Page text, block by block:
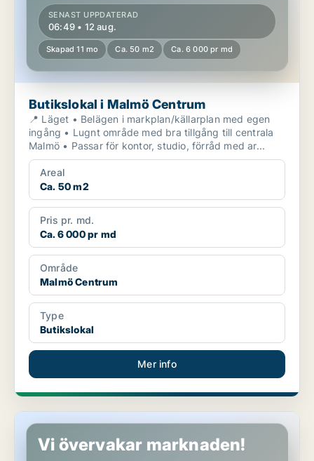
SENAST UPPDATERAD
06:49 • 12 aug.
Skapad 11 mo Ca. 50 m2 Ca. 6 000 pr md
Butikslokal i Malmö Centrum
📍 Läget • Belägen i markplan/källarplan med egen
ingång • Lugnt område med bra tillgång till centrala
Malmö • Passar för kontor, studio, förråd med ar...
Areal
Ca. 50 m2
Pris pr. md.
Ca. 6 000 pr md
Område
Malmö Centrum
Type
Butikslokal
Mer info
Butikslokal i Malmö Centrum
Vi övervakar marknaden!